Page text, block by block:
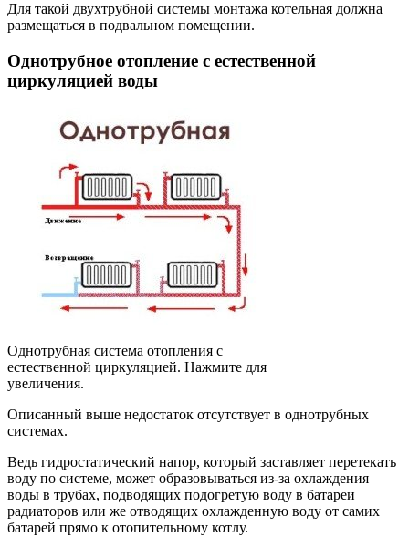
Для такой двухтрубной системы монтажа котельная должна
размещаться в подвальном помещении.
Однотрубное отопление с естественной
циркуляцией воды
Однотрубная система отопления с
естественной циркуляцией. Нажмите для
увеличения.
Описанный выше недостаток отсутствует в однотрубных
системах.
Ведь гидростатический напор, который заставляет перетекать
воду по системе, может образовываться из-за охлаждения
воды в трубах, подводящих подогретую воду в батареи
радиаторов или же отводящих охлажденную воду от самих
батарей прямо к отопительному котлу.